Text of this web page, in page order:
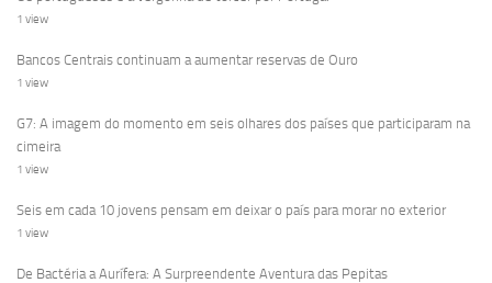
1 view
Bancos Centrais continuam a aumentar reservas de Ouro
1 view
G7: A imagem do momento em seis olhares dos países que participaram na
cimeira
1 view
Seis em cada 10 jovens pensam em deixar o país para morar no exterior
1 view
De Bactéria a Aurífera: A Surpreendente Aventura das Pepitas